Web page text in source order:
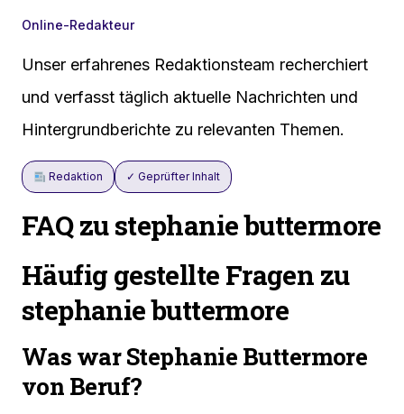
Online-Redakteur
Unser erfahrenes Redaktionsteam recherchiert
und verfasst täglich aktuelle Nachrichten und
Hintergrundberichte zu relevanten Themen.
Redaktion ✓ Geprüfter Inhalt
FAQ zu stephanie buttermore
Häufig gestellte Fragen zu
stephanie buttermore
Was war Stephanie Buttermore
von Beruf?